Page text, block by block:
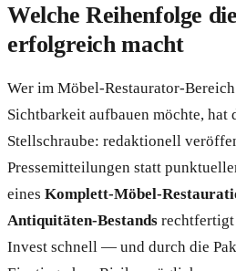
Welche Reihenfolge
erfolgreich macht
Wer im Möbel-Restaurator-
Sichtbarkeit aufbauen möchte, hat
Stellschraube: redaktionell
Pressemitteilungen statt
eines Komplett-Möbel-
Antiquitäten-Bestands rechtfertigt
Invest schnell — und durch die